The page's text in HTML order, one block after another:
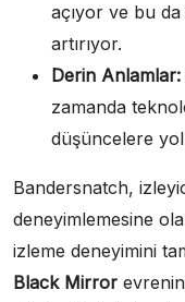
açıyor ve bu
artırıyor.
Derin Anlamlar:
zamanda
düşüncelere yol
Bandersnatch,
deneyimlemesine
izleme deneyimini
Black Mirror